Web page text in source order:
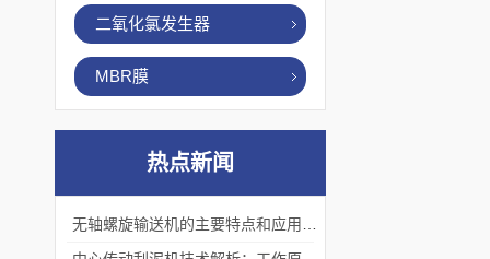
二氧化氯发生器
MBR膜
热点新闻